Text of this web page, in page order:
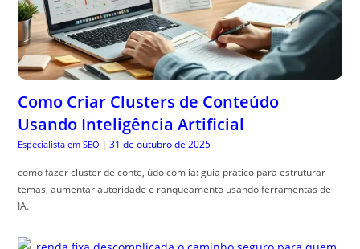
Como Criar Clusters de Conteúdo
Usando Inteligência Artificial
Especialista em SEO | 31 de outubro de 2025
como fazer cluster de conte, údo com ia: guia prático para estruturar
temas, aumentar autoridade e ranqueamento usando ferramentas de
IA.